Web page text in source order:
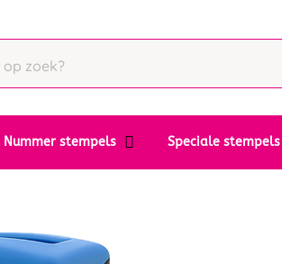
stempels Speciale stempels